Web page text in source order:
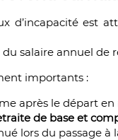
d’incapacité est
salaire annuel de
importants :
après le départ en
de base et
lors du passage à